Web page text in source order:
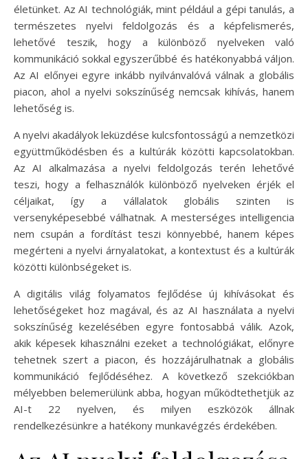
életünket. Az AI technológiák, mint például a gépi tanulás, a
természetes nyelvi feldolgozás és a képfelismerés,
lehetővé teszik, hogy a különböző nyelveken való
kommunikáció sokkal egyszerűbbé és hatékonyabbá váljon.
Az AI előnyei egyre inkább nyilvánvalóvá válnak a globális
piacon, ahol a nyelvi sokszínűség nemcsak kihívás, hanem
lehetőség is.
A nyelvi akadályok leküzdése kulcsfontosságú a nemzetközi
együttműködésben és a kultúrák közötti kapcsolatokban.
Az AI alkalmazása a nyelvi feldolgozás terén lehetővé
teszi, hogy a felhasználók különböző nyelveken érjék el
céljaikat, így a vállalatok globális szinten is
versenyképesebbé válhatnak. A mesterséges intelligencia
nem csupán a fordítást teszi könnyebbé, hanem képes
megérteni a nyelvi árnyalatokat, a kontextust és a kultúrák
közötti különbségeket is.
A digitális világ folyamatos fejlődése új kihívásokat és
lehetőségeket hoz magával, és az AI használata a nyelvi
sokszínűség kezelésében egyre fontosabbá válik. Azok,
akik képesek kihasználni ezeket a technológiákat, előnyre
tehetnek szert a piacon, és hozzájárulhatnak a globális
kommunikáció fejlődéséhez. A következő szekciókban
mélyebben belemerülünk abba, hogyan működtethetjük az
AI-t 22 nyelven, és milyen eszközök állnak
rendelkezésünkre a hatékony munkavégzés érdekében.